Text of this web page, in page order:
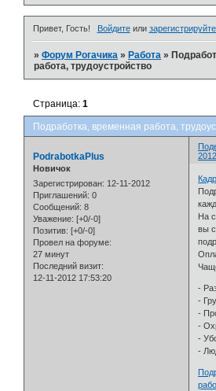
Привет, Гость! Войдитеили
»Форум Рогачика »Работа »
работа, трудоустройство
Подработка, временная работа,
Страница:1
PodrabotkaPlus
Новичок
Зарегистрирован: 12-11-2012
Приглашений: 0
Сообщений: 8
Уважение: [+0/-0]
Позитив: [+0/-0]
Провел на форуме:
27 минут
Последний визит:
12-11-2012 17:53:20
На
вы
-
-
-
-
-
-